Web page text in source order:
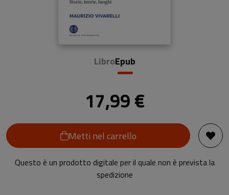
LibroEpub
17,99 €
Metti nel carrello
Questo è un prodotto digitale per il quale non è prevista la
spedizione